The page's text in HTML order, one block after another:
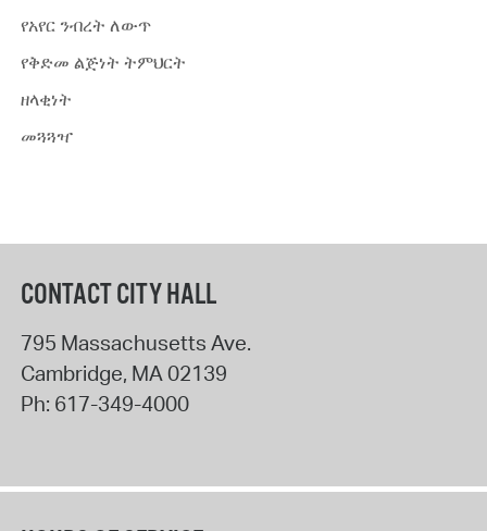
የአየር ንብረት ለውጥ
የቅድመ ልጅነት ትምህርት
ዘላቂነት
መጓጓዣ
CONTACT CITY HALL
795 Massachusetts Ave.
Cambridge, MA02139
Ph: 617-349-4000